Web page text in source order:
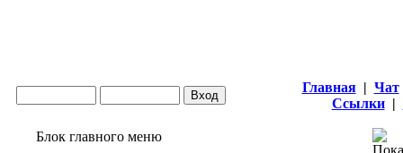
Главная | Чат
Ссылки |
Блок главного меню